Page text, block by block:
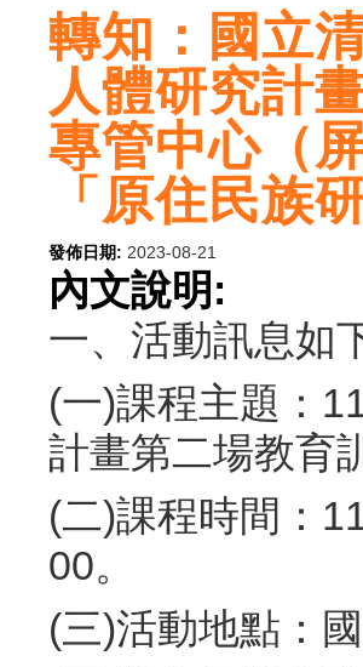
轉知：國立
人體研究計
專管中心（
「原住民族
發佈日期: 2023-08-21
內文說明:
一、活動訊息如
(一)課程主題：
計畫第二場教育
(二)課程時間：
00。
(三)活動地點：